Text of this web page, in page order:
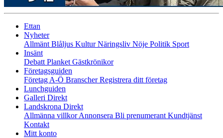
Ettan
Nyheter
Allmänt Blåljus KulturNäringsliv Nöje Politik Sport
Insänt
Debatt Planket Gästkrönikor
Företagsguiden
Företag A-Ö BranscherRegistrera ditt företag
Lunchguiden
Galleri Direkt
Landskrona Direkt
Allmänna villkorAnnonsera Bli prenumerant Kundtjänst
Kontakt
Mitt konto